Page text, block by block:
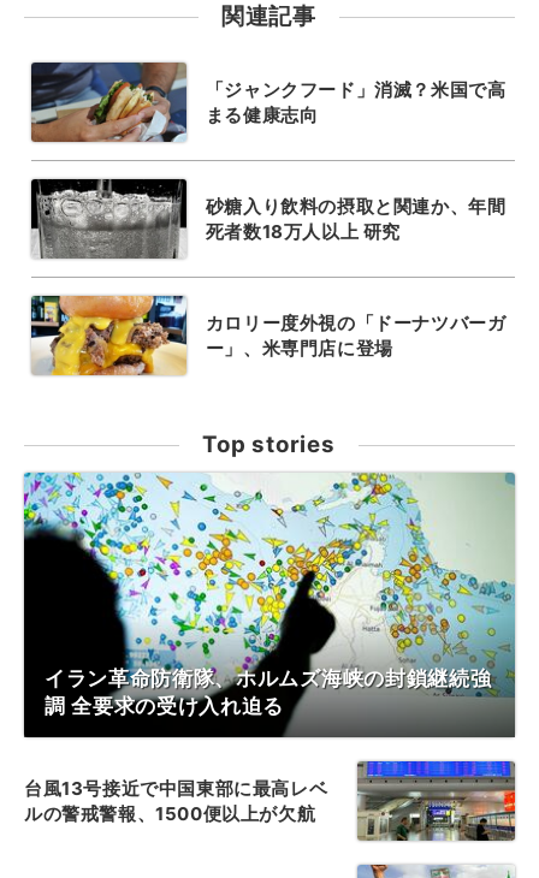
関連記事
「ジャンクフード」消滅？米国で高
まる健康志向
砂糖入り飲料の摂取と関連か、年間
死者数18万人以上 研究
カロリー度外視の「ドーナツバーガ
ー」、米専門店に登場
Top stories
イラン革命防衛隊、ホルムズ海峡の封鎖継続強
調 全要求の受け入れ迫る
台風13号接近で中国東部に最高レベ
ルの警戒警報、1500便以上が欠航